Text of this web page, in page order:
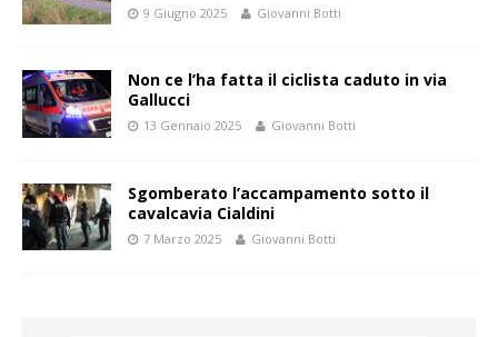
9 Giugno 2025 Giovanni Botti
Non ce l’ha fatta il ciclista caduto in via
Gallucci
13 Gennaio 2025 Giovanni Botti
Sgomberato l’accampamento sotto il
cavalcavia Cialdini
7 Marzo 2025 Giovanni Botti